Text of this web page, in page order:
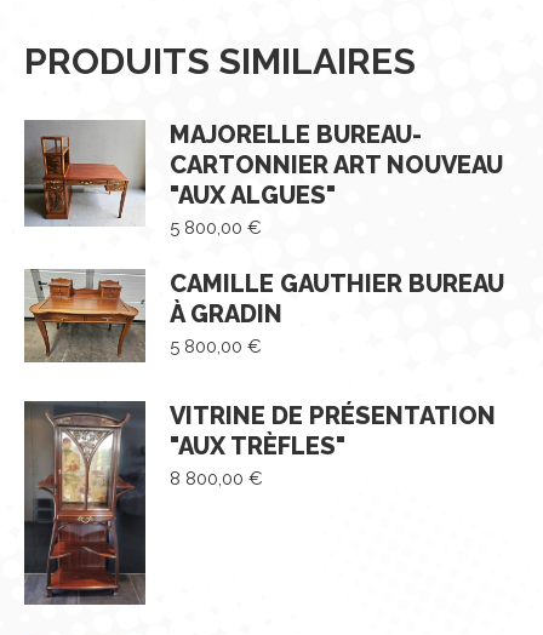
PRODUITS SIMILAIRES
MAJORELLE BUREAU-
CARTONNIER ART NOUVEAU
"AUX ALGUES"
5 800,00 €
CAMILLE GAUTHIER BUREAU
À GRADIN
5 800,00 €
VITRINE DE PRÉSENTATION
"AUX TRÈFLES"
8 800,00 €